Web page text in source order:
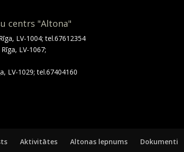
centrs "Altona"
LV-1004; tel.67612354
LV-1067;
LV-1029; tel.67404160
Aktivitātes Altonas lepnums Dokumenti